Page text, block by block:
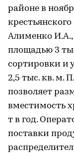
районе в
Алименко
площадью 3
сортировки и
2,5 тыс. кв. м.
позволяет
вместимость
т в год.
поставки